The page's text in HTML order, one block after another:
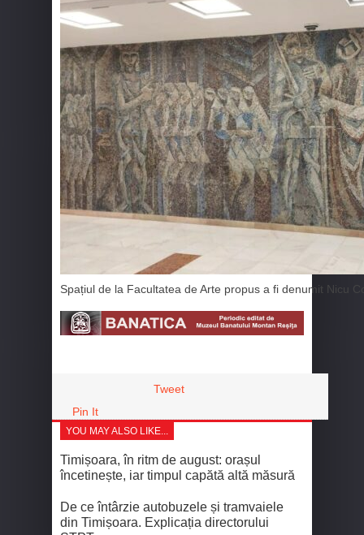
Spațiul de la Facultatea de Arte propus a fi denumit Nicu
Tweet
Pin It
YOU MAY ALSO LIKE...
Timișoara, în ritm de august: orașul
încetinește, iar timpul capătă altă măsură
De ce întârzie autobuzele și tramvaiele
din Timișoara. Explicația directorului